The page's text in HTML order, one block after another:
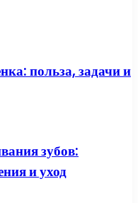
польза, задачи и
зубов:
и уход